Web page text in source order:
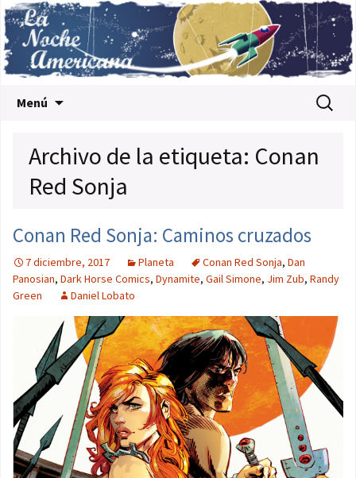
Menú Buscar:
Archivo de la etiqueta: Conan
Red Sonja
Conan Red Sonja: Caminos cruzados
7 diciembre, 2017 Planeta Conan Red Sonja, Dan
Panosian, Dark Horse Comics, Dynamite, Gail Simone, Jim Zub, Randy
Green
Daniel Lobato